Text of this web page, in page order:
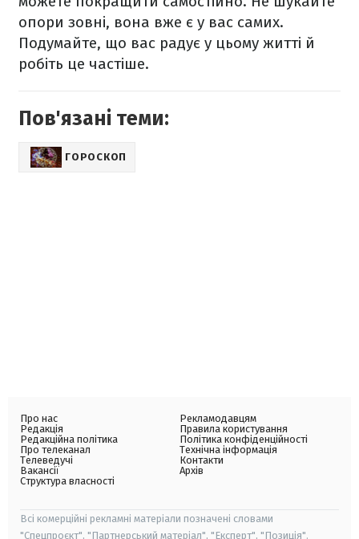
опори зовні, вона вже є у вас самих.
Подумайте, що вас радує у цьому житті й
робіть це частіше.
Пов'язані теми:
ГОРОСКОП
Про нас
Редакція
Редакційна політика
Про телеканал
Телеведучі
Вакансії
Структура власності
Рекламодавцям
Правила користування
Політика конфіденційності
Технічна інформація
Контакти
Архів
Всі комерційні рекламні матеріали позначені словами
"Спецпроєкт", "Партнерський матеріал", "Експерт", "Позиція".